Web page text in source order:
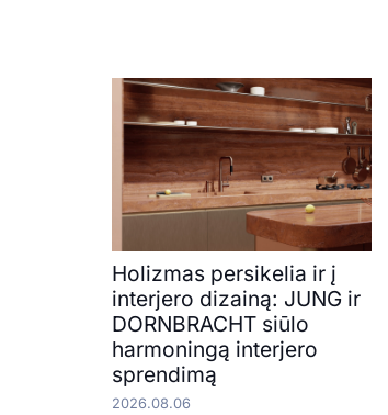
Holizmas persikelia ir į
interjero dizainą: JUNG ir
DORNBRACHT siūlo
harmoningą interjero
sprendimą
2026.08.06